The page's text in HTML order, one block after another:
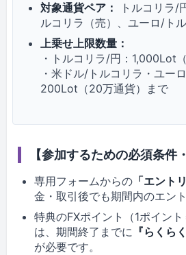
対象通貨ペア：
トルコリラ/
ルコリラ（売）、ユーロ/トル
上乗せ上限数量：
・トルコリラ/円：1,000Lot
・米ドル/トルコリラ・ユー
200Lot（20万通貨）まで
【参加するための必須条件
専用フォームからの 「エント
金・取引後でも期間内のエン
特典のFXポイント（1ポイン
は、期間終了までに 『らくら
が必要です。